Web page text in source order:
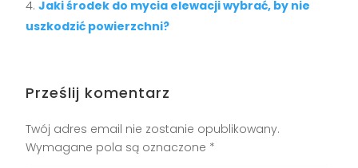
Jaki środek do mycia elewacji wybrać, by nie
uszkodzić powierzchni?
Prześlij komentarz
Twój adres email nie zostanie opublikowany.
Wymagane pola są oznaczone *